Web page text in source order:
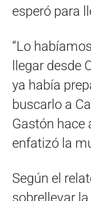
esperó para
“Lo
llegar desde
ya había
buscarlo a
Gastón hace
enfatizó la
Según el
sobrellevar